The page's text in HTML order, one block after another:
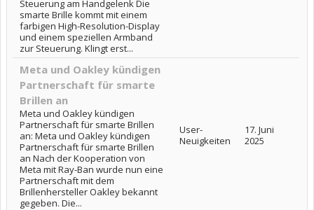
Steuerung am Handgelenk Die
smarte Brille kommt mit einem
farbigen High-Resolution-Display
und einem speziellen Armband
zur Steuerung. Klingt erst...
Meta und Oakley kündigen
Partnerschaft für smarte
Brillen an
Meta und Oakley kündigen
Partnerschaft für smarte Brillen
an: Meta und Oakley kündigen
Partnerschaft für smarte Brillen
an Nach der Kooperation von
Meta mit Ray-Ban wurde nun eine
Partnerschaft mit dem
Brillenhersteller Oakley bekannt
gegeben. Die...
User-
Neuigkeiten
17. Juni
2025